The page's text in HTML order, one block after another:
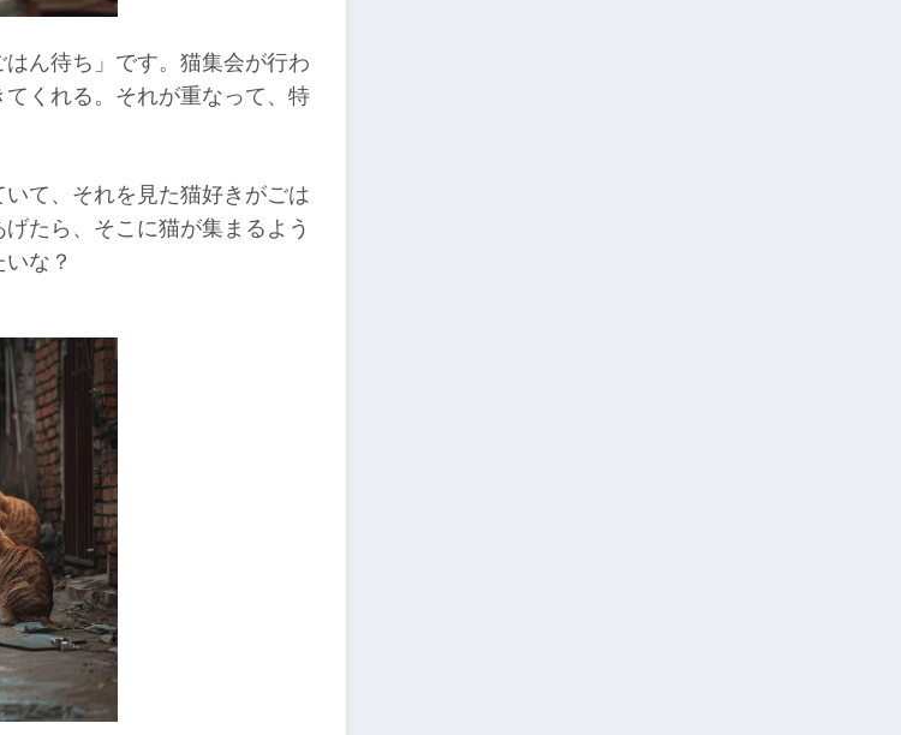
ん待ち」です。猫集会が行わ
くれる。それが重なって、特
て、それを見た猫好きがごは
たら、そこに猫が集まるよう
な？